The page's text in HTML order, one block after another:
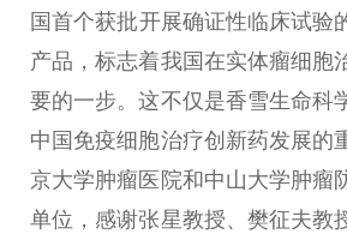
国首个获批开展确证性临床试验
产品，标志着我国在实体瘤细胞
要的一步。这不仅是香雪生命科
中国 免疫细胞治疗创新药发展的
京大学肿瘤医院和中山大学肿瘤
单位，感谢张星教授、樊征夫教